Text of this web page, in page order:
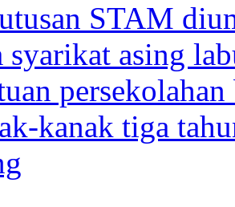
STAM
syarikat asing
kanak tiga